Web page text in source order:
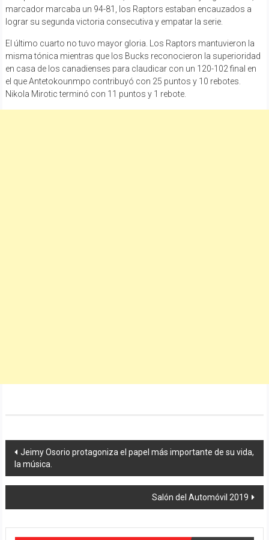
marcador marcaba un 94-81, los Raptors estaban encauzados a
lograr su segunda victoria consecutiva y empatar la serie.
El último cuarto no tuvo mayor gloria. Los Raptors mantuvieron la
misma tónica mientras que los Bucks reconocieron la superioridad
en casa de los canadienses para claudicar con un 120-102 final en
el que Antetokounmpo contribuyó con 25 puntos y 10 rebotes.
Nikola Mirotic terminó con 11 puntos y 1 rebote.
Navegación
de
Jeimy Osorio protagoniza el papel más importante de su vida,
la música.
Salón del Automóvil 2019